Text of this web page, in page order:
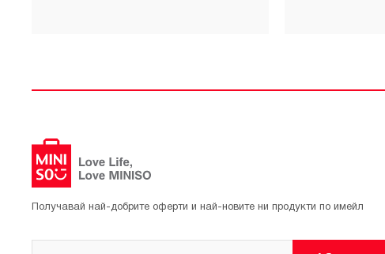
Получавай най-добрите оферти и най-новите ни продукти по имейл